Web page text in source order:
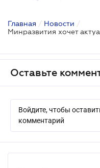
Главная / Новости /
Оставьте
Войдите, чтобы
комментарий